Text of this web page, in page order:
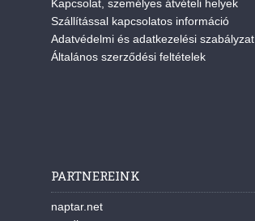
Kapcsolat, személyes átvételi helyek
Szállítással kapcsolatos információ
Adatvédelmi és adatkezelési szabályzat
Általános szerződési feltételek
PARTNEREINK
naptar.net